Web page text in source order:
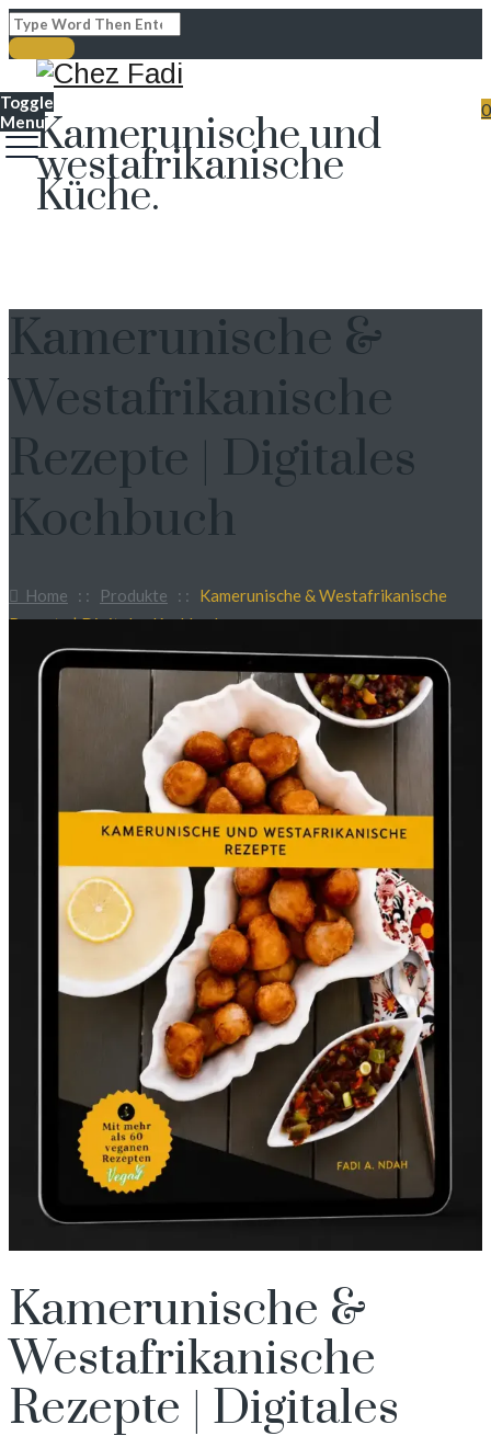
Kamerunische und
westafrikanische
Küche.
0
Toggle
Menu
Kamerunische &
Westafrikanische
Rezepte | Digitales
Kochbuch
Home : : Produkte : : Kamerunische & Westafrikanische
Rezepte | Digitales Kochbuch
Kamerunische &
Westafrikanische
Rezepte | Digitales